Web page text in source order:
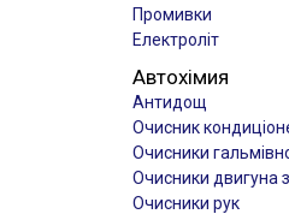
Промивки
Електроліт
Автохімия
Антидощ
Очисник
Очисники
Очисники двигуна
Очисники рук